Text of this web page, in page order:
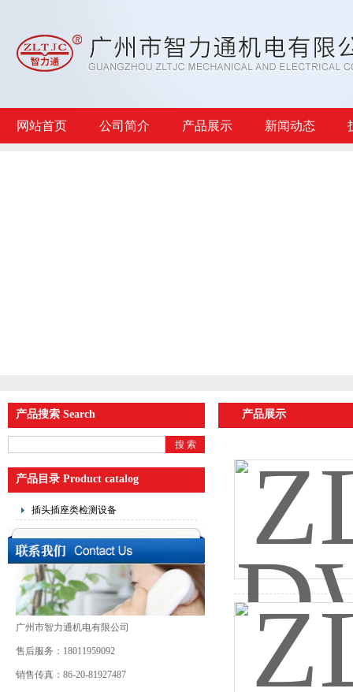
网站首页 公司简介 产品展示 新闻动态
产品搜索 Search
产品目录 Product catalog
插头插座类检测设备
广州市智力通机电有限公司
售后服务：18011959092
销售传真：86-20-81927487
产品展示